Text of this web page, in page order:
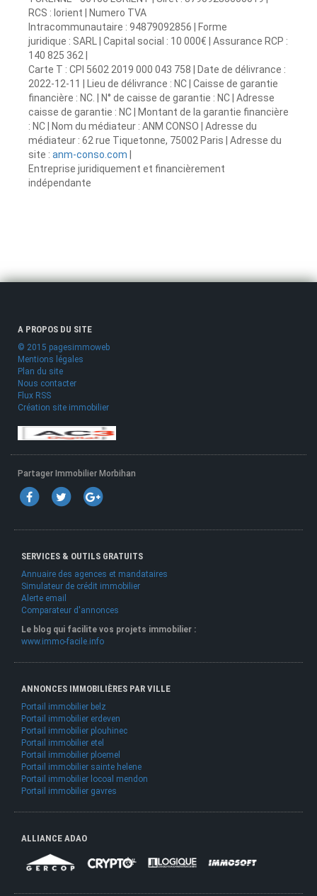
RCS : lorient | Numero TVA
Intracommunautaire : 94879092856 | Forme
juridique : SARL | Capital social : 10 000€ | Assurance RCP :
140 825 362 |
Carte T : CPI 5602 2019 000 043 758 | Date de délivrance :
2022-12-11 | Lieu de délivrance : NC | Caisse de garantie
financière : NC. | N° de caisse de garantie : NC | Adresse
caisse de garantie : NC | Montant de la garantie financière
: NC | Nom du médiateur : ANM CONSO | Adresse du
médiateur : 62 rue Tiquetonne, 75002 Paris | Adresse du
site : anm-conso.com
Entreprise juridiquement et financièrement
indépendante
A PROPOS DU SITE
© 2015 pagesimmoweb
Mentions légales
Plan du site
Nous contacter
Flux RSS
Création site immobilier
Partager Immobilier Morbihan
SERVICES & OUTILS GRATUITS
Annuaire des agences et mandataires
Simulateur de crédit immobilier
Alerte email
Comparateur d'annonces
Le blog qui facilite vos projets immobilier :
www.immo-facile.info
ANNONCES IMMOBILIÈRES PAR VILLE
Portail immobilier belz
Portail immobilier erdeven
Portail immobilier plouhinec
Portail immobilier etel
Portail immobilier ploemel
Portail immobilier sainte helene
Portail immobilier locoal mendon
Portail immobilier gavres
ALLIANCE ADAO